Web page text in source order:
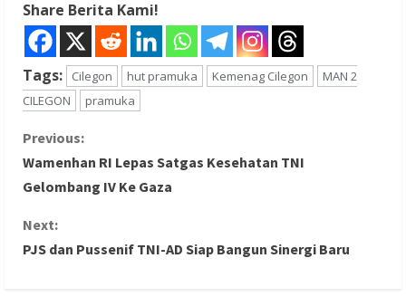
Share Berita Kami!
Tags: Cilegon hut pramuka Kemenag Cilegon
MAN 2
CILEGON
pramuka
C
o
n
t
Previous:
Wamenhan RI Lepas Satgas Kesehatan TNI
Gelombang IV Ke Gaza
Next:
PJS dan Pussenif TNI-AD Siap Bangun Sinergi Baru